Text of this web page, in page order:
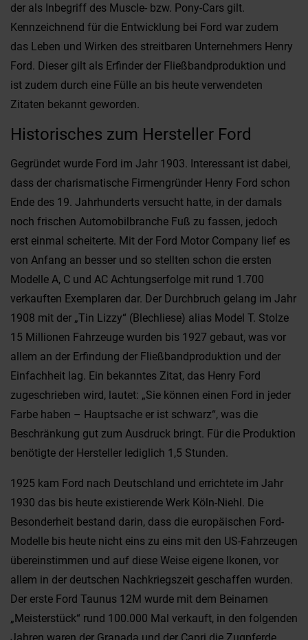
der als Inbegriff des Muscle- bzw. Pony-Cars gilt.
Kennzeichnend für die Entwicklung bei Ford war zudem
das Leben und Wirken des streitbaren Unternehmers Henry
Ford. Dieser gilt als Erfinder der Fließbandproduktion und
ist zudem durch eine Fülle an bis heute verwendeten
Zitaten bekannt geworden.
Historisches zum Hersteller Ford
Gegründet wurde Ford im Jahr 1903. Interessant ist dabei,
dass der charismatische Firmengründer Henry Ford schon
Ende des 19. Jahrhunderts versucht hatte, in der damals
noch frischen Automobilbranche Fuß zu fassen, jedoch
erst einmal scheiterte. Mit der Ford Motor Company lief es
von Anfang an besser und so stellten schon die ersten
Modelle A, C und AC Achtungserfolge mit rund 1.700
verkauften Exemplaren dar. Der Durchbruch gelang im Jahr
1908 mit der „Tin Lizzy“ (Blechliese) alias Model T. Stolze
15 Millionen Fahrzeuge wurden bis 1927 gebaut, was vor
allem an der Erfindung der Fließbandproduktion und der
Einfachheit lag. Ein bekanntes Zitat, das Henry Ford
zugeschrieben wird, lautet: „Sie können einen Ford in jeder
Farbe haben – Hauptsache er ist schwarz“, was die
Beschränkung gut zum Ausdruck bringt. Für die Produktion
benötigte der Hersteller lediglich 1,5 Stunden.
1925 kam Ford nach Deutschland und errichtete im Jahr
1930 das bis heute existierende Werk Köln-Niehl. Die
Besonderheit bestand darin, dass die europäischen Ford-
Modelle bis heute nicht eins zu eins mit den US-Fahrzeugen
übereinstimmen und auf diese Weise eigene Ikonen, vor
allem in der deutschen Nachkriegszeit geschaffen wurden.
Der erste Ford Taunus 12M wurde mit dem Beinamen
„Meisterstück“ rund 100.000 Mal verkauft, in den folgenden